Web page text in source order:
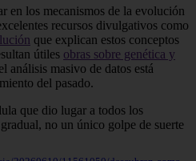
en los mecanismos de la evolución
recursos divulgativos como
que explican estos conceptos
útiles obras sobre genética y
análisis masivo de datos está
del pasado.